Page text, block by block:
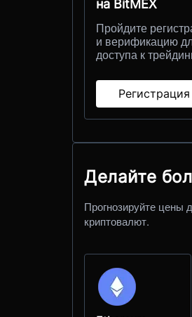
на BitMEX
Пройдите
и верификацию
доступа к
Регистрация
Делайте
Прогнозируйте цены
криптовалют.